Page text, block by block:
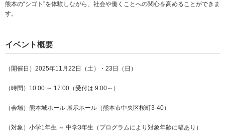
熊本の“シゴト”を体験しながら、社会や働くことへの関心を高めることができま
す。
イベント概要
（開催日）2025年11月22日（土）・23日（日）
（時間）10:00 ～ 17:00（受付は 9:00～）
（会場）熊本城ホール 展示ホール（熊本市中央区桜町3-40）
（対象）小学1年生 ～ 中学3年生（プログラムにより対象年齢に幅あり）